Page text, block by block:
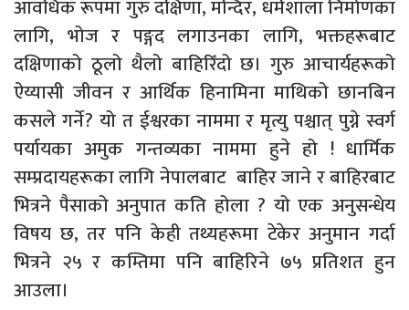
आवधिक रूपमा गुरु दक्षिणा, मन्दिर, धर्मशाला निर्माणका
लागि, भोज र पङ्गद लगाउनका लागि, भक्तहरूबाट
दक्षिणाको ठूलो थैलो बाहिरिँदो छ। गुरु आचार्यहरूको
ऐय्यासी जीवन र आर्थिक हिनामिना माथिको छानबिन
कसले गर्ने? यो त ईश्वरका नाममा र मृत्यु पश्चात् पुग्ने स्वर्ग
पर्यायका अमुक गन्तव्यका नाममा हुने हो ! धार्मिक
सम्प्रदायहरूका लागि नेपालबाट बाहिर जाने र बाहिरबाट
भित्रने पैसाको अनुपात कति होला ? यो एक अनुसन्धेय
विषय छ, तर पनि केही तथ्यहरूमा टेकेर अनुमान गर्दा
भित्रने २५ र कम्तिमा पनि बाहिरिने ७५ प्रतिशत हुन
आउला।